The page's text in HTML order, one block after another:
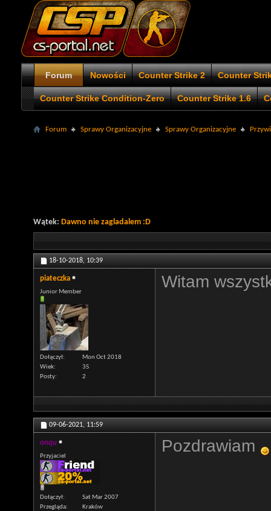
Forum Nowości Counter Strike 2 Counter
Counter Strike Condition-Zero Counter Strike 1.6
Forum Sprawy Organizacyjne Sprawy Organizacyjne
Wątek: Dawno nie zagladalem :D
18-10-2018, 10:39
piateczka
Junior Member
Dołączył
Mon Oct 2018
Wiek
35
Posty
2
Witam
09-06-2021, 11:59
onqu
Przyjaciel
Dołączył
Sat Mar 2007
Przegląda
Kraków
Pozdrawiam